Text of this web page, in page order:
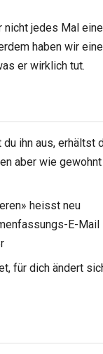
nicht jedes Mal eine
haben wir
er wirklich tut.
du ihn aus, erhältst
aber wie
heisst neu
E-Mail
für dich ändert